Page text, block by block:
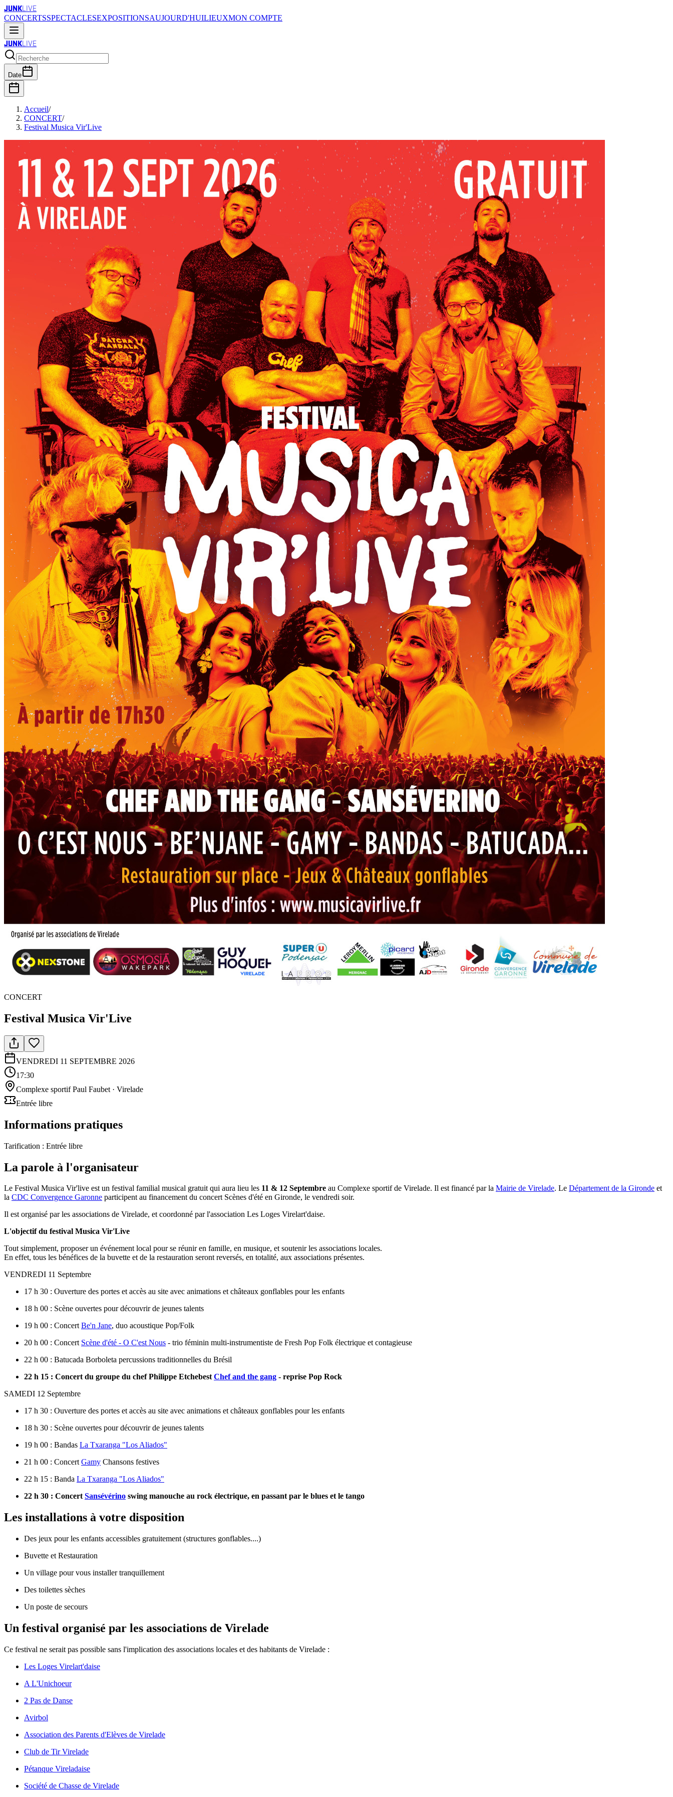
JUNKLIVE
CONCERTSSPECTACLESEXPOSITIONSAUJOURD'HUILIEUXMON COMPTE
JUNKLIVE
Date
Accueil/
CONCERT/
Festival Musica Vir'Live
CONCERT
Festival Musica Vir'Live
VENDREDI 11 SEPTEMBRE 2026
17:30
Complexe sportif Paul Faubet · Virelade
Entrée libre
Informations pratiques
Tarification : Entrée libre
La parole à l'organisateur
Le Festival Musica Vir'live est un festival familial musical gratuit qui aura lieu les 11 & 12 Septembre au Complexe sportif de Virelade. Il est financé par la Mairie de Virelade. Le Département de la Gironde et
la CDC Convergence Garonne participent au financement du concert Scènes d'été en Gironde, le vendredi soir.
Il est organisé par les associations de Virelade, et coordonné par l'association Les Loges Virelart'daise.
L'objectif du festival Musica Vir'Live
Tout simplement, proposer un événement local pour se réunir en famille, en musique, et soutenir les associations locales.
En effet, tous les bénéfices de la buvette et de la restauration seront reversés, en totalité, aux associations présentes.
VENDREDI 11 Septembre
17 h 30 : Ouverture des portes et accès au site avec animations et châteaux gonflables pour les enfants
18 h 00 : Scène ouvertes pour découvrir de jeunes talents
19 h 00 : ConcertBe'n Jane, duo acoustique Pop/Folk
20 h 00 : Concert Scène d'été - O C'est Nous - trio féminin multi-instrumentiste de Fresh Pop Folk électrique et contagieuse
22 h 00 : Batucada Borboleta percussions traditionnelles du Brésil
22 h 15 : Concert du groupe du chef Philippe EtchebestChef and the gang - reprise Pop Rock
SAMEDI 12 Septembre
17 h 30 : Ouverture des portes et accès au site avec animations et châteaux gonflables pour les enfants
18 h 30 : Scène ouvertes pour découvrir de jeunes talents
19 h 00 : Bandas La Txaranga "Los Aliados"
21 h 00 : ConcertGamy Chansons festives
22 h 15 : Banda La Txaranga "Los Aliados"
22 h 30 : ConcertSansévérino swing manouche au rock électrique, en passant par le blues et le tango
Les installations à votre disposition
Des jeux pour les enfants accessibles gratuitement (structures gonflables....)
Buvette et Restauration
Un village pour vous installer tranquillement
Des toilettes sèches
Un poste de secours
Un festival organisé par les associations de Virelade
Ce festival ne serait pas possible sans l'implication des associations locales et des habitants de Virelade :
Les Loges Virelart'daise
A L'Unichoeur
2 Pas de Danse
Avirbol
Association des Parents d'Elèves de Virelade
Club de Tir Virelade
Pétanque Vireladaise
Société de Chasse de Virelade